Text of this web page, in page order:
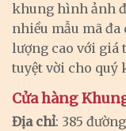
khung hình ảnh
nhiều mẫu mã
lượng cao với giá
tuyệt vời cho quý
Cửa hàng
Địa chỉ: 385